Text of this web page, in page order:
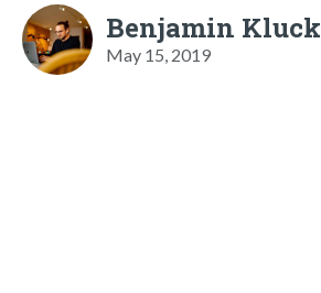
Benjamin Kluck
May 15, 2019